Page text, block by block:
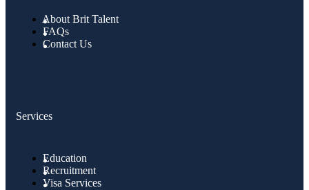
About Brit Talent
FAQs
Contact Us
Services
Education
Recruitment
Visa Services